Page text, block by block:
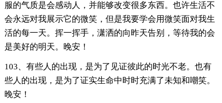
服的气质是会感动人，并能够改变很多东西。也许生活不
会永远对我展示它的微笑，但是我要学会用微笑面对我生
活的每一天。挥一挥手，潇洒的向昨天告别，等待我的会
是美好的明天。晚安！
103、有些人的出现，是为了见证彼此的时光不老。也有
些人的出现，是为了证实生命中时时充满了未知和嘲笑。
晚安！